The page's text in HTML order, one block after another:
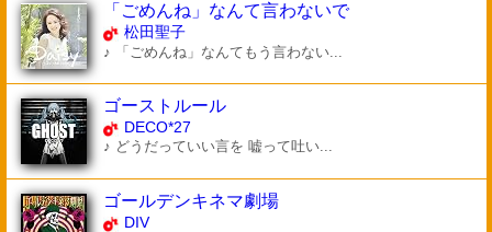
「ごめんね」なんて言わないで
松田聖子
♪ 「ごめんね」なんてもう言わない...
ゴーストルール
DECO*27
♪ どうだっていい言を 嘘って吐い...
ゴールデンキネマ劇場
DIV